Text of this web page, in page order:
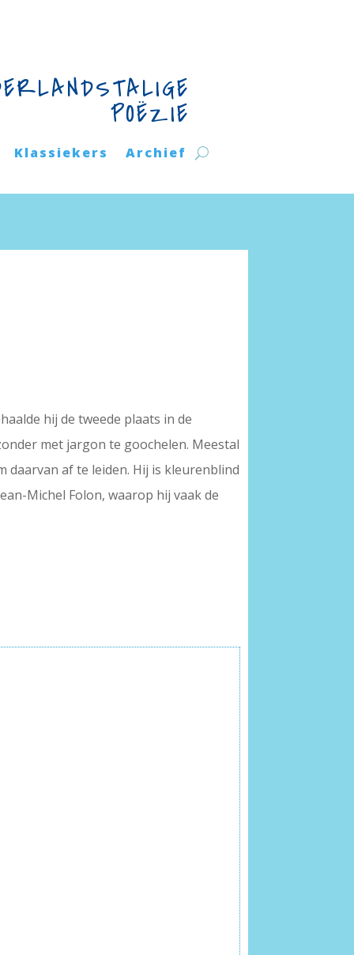
POËZIE
Klassiekers Archief
hij de tweede plaats in de
met jargon te goochelen. Meestal
daarvan af te leiden. Hij is kleurenblind
Michel Folon, waarop hij vaak de